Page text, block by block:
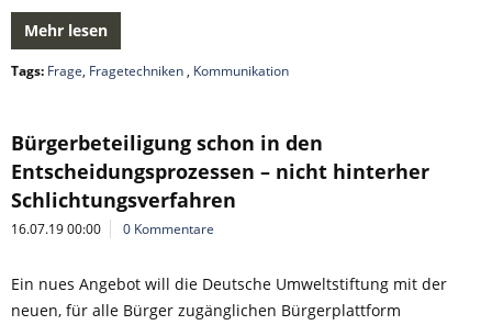
Mehr lesen
Tags: Frage, Fragetechniken, Kommunikation
Bürgerbeteiligung schon in den
Entscheidungsprozessen – nicht hinterher
Schlichtungsverfahren
16.07.19 00:00 0 Kommentare
Ein nues Angebot will die Deutsche Umweltstiftung mit der
neuen, für alle Bürger zugänglichen Bürgerplattform